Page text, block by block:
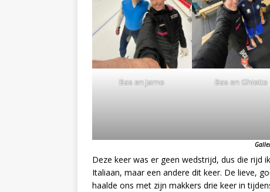
Bas en Jarno Bas en Ghiotto
Deze keer was er geen wedstrijd, dus die rijd
Italiaan, maar een andere dit keer. De lieve,
haalde ons met zijn makkers drie keer in